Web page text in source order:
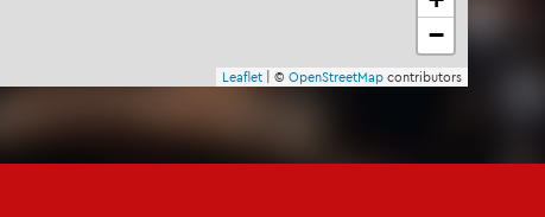
−
Leaf­let| © Open­Street­Mapcon­tri­bu­tors